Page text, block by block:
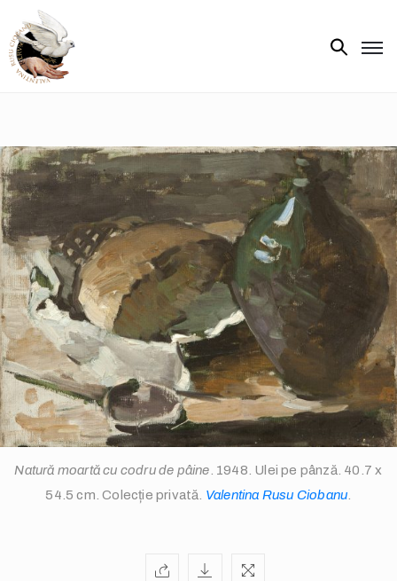
Biografie
Opere
de
artă
V.R.C.
Atelier
‘85
Presa
Publicații
Natură moartă cu codru de pâine . 1948. Ulei pe pânză. 40.7 x
54.5 cm. Colecție privată. Valentina Rusu Ciobanu